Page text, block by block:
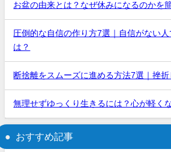
お盆の由来とは？なぜ休みになるのかを
圧倒的な自信の作り方7選｜自信がない
は？
断捨離をスムーズに進める方法7選｜挫
無理せずゆっくり生きるには？心が軽く
おすすめ記事